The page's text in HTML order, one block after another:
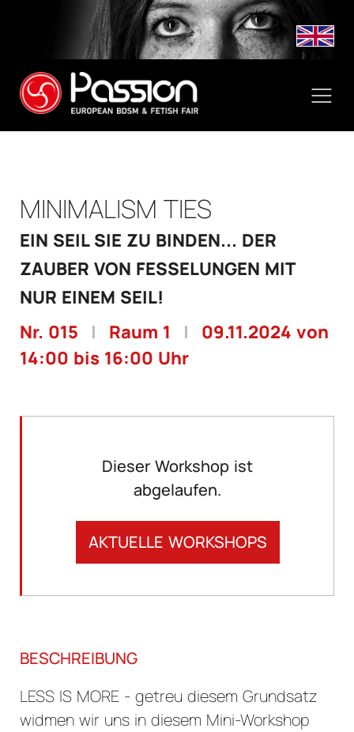
MINIMALISM TIES
EIN SEIL SIE ZU BINDEN... DER
ZAUBER VON FESSELUNGEN MIT
NUR EINEM SEIL!
Nr. 015
| Raum 1 |
09.11.2024 von
14:00 bis 16:00 Uhr
Dieser Workshop ist
abgelaufen.
AKTUELLE WORKSHOPS
BESCHREIBUNG
LESS IS MORE - getreu diesem Grundsatz
widmen wir uns in diesem Mini-Workshop